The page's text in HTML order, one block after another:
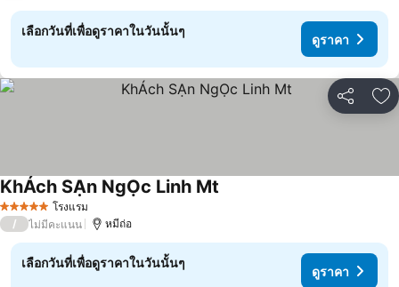
เลือกวันที่เพื่อดูราคาในวันนั้นๆ
ดูราคา
แชร์ เ
5 ดาว โรงแรม
KhÁch SẠn NgỌc Linh Mt
/ ไม่มีคะแนน หมีถ่อ
เลือกวันที่เพื่อดูราคาในวันนั้นๆ
ดูราคา